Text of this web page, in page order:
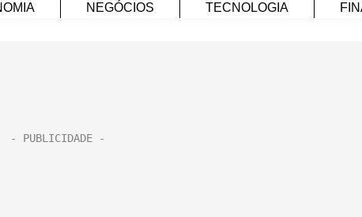
NEGÓCIOS TECNOLOGIA